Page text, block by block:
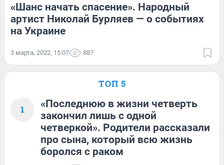
«Шанс начать спасение». Народный
артист Николай Бурляев — о событиях
на Украине
3 марта, 2022, 15:07 887
ТОП 5
1
«Последнюю в жизни четверть
закончил лишь с одной
четверкой». Родители рассказали
про сына, который всю жизнь
боролся с раком